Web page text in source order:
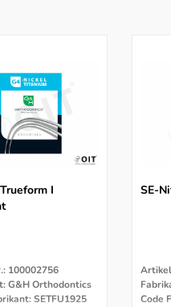
I
100002756
G&H Orthodontics
SETFU1925
SE-
Code